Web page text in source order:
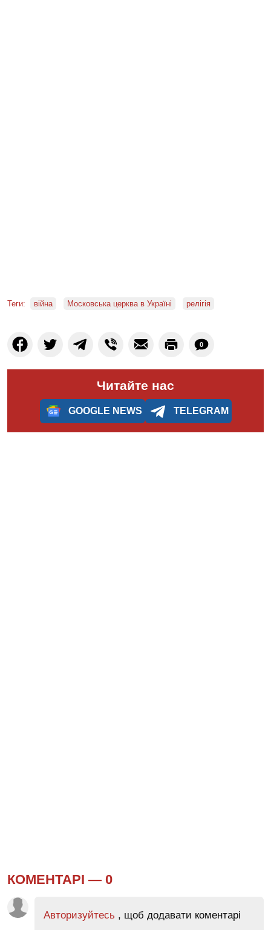
Теги: війна Московська церква в Україні релігія
0
Читайте нас
GOOGLE NEWS TELEGRAM
КОМЕНТАРІ — 0
Авторизуйтесь , щоб додавати коментарі